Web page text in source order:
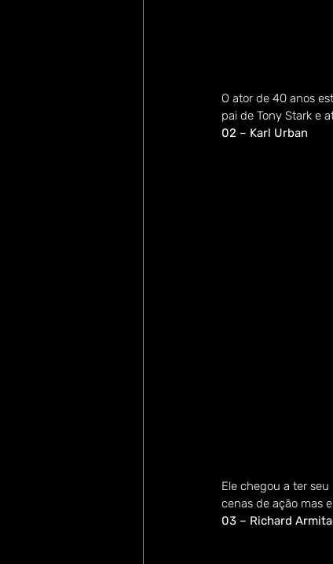
O ator de 40 anos
pai de Tony Stark e
02 – Karl Urban
Ele chegou a ter
cenas de ação mas
03 – Richard